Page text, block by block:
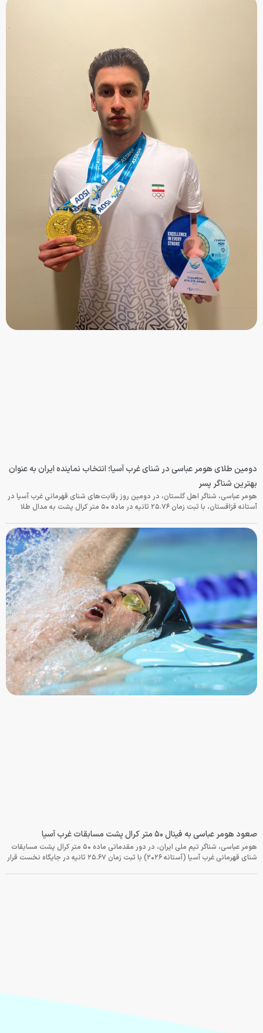
دومین طلای هومر عباسی در شنای غرب آسیا؛ انتخاب نماینده ایران به عنوان
بهترین شناگر پسر
هومر عباسی، شناگر اهل گلستان، در دومین روز رقابت‌های شنای قهرمانی غرب آسیا در
آستانه قزاقستان، با ثبت زمان ۲۵.۷۶ ثانیه در ماده ۵۰ متر کرال پشت به مدال طلا
صعود هومر عباسی به فینال ۵۰ متر کرال پشت مسابقات غرب آسیا
هومر عباسی، شناگر تیم ملی ایران، در دور مقدماتی ماده ۵۰ متر کرال پشت مسابقات
شنای قهرمانی غرب آسیا (آستانه ۲۰۲۶) با ثبت زمان ۲۵.۶۷ ثانیه در جایگاه نخست قرار